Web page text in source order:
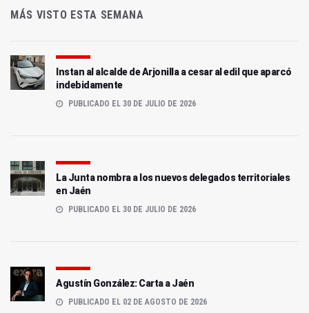
MÁS VISTO ESTA SEMANA
Instan al alcalde de Arjonilla a cesar al edil que aparcó
indebidamente
PUBLICADO EL 30 DE JULIO DE 2026
La Junta nombra a los nuevos delegados territoriales
en Jaén
PUBLICADO EL 30 DE JULIO DE 2026
Agustín González: Carta a Jaén
PUBLICADO EL 02 DE AGOSTO DE 2026